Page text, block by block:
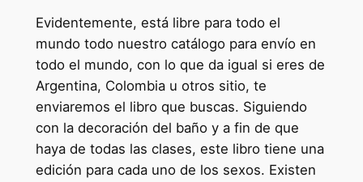
Evidentemente, está libre para todo el
mundo todo nuestro catálogo para envío en
todo el mundo, con lo que da igual si eres de
Argentina, Colombia u otros sitio, te
enviaremos el libro que buscas. Siguiendo
con la decoración del baño y a fin de que
haya de todas las clases, este libro tiene una
edición para cada uno de los sexos. Existen